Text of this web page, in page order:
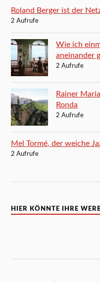
Roland Berger ist der
2 Aufrufe
Wie ich
aneinander
2 Aufrufe
Rainer
Ronda
2 Aufrufe
Mel Tormé, der weiche
2 Aufrufe
HIER KÖNNTE IHRE